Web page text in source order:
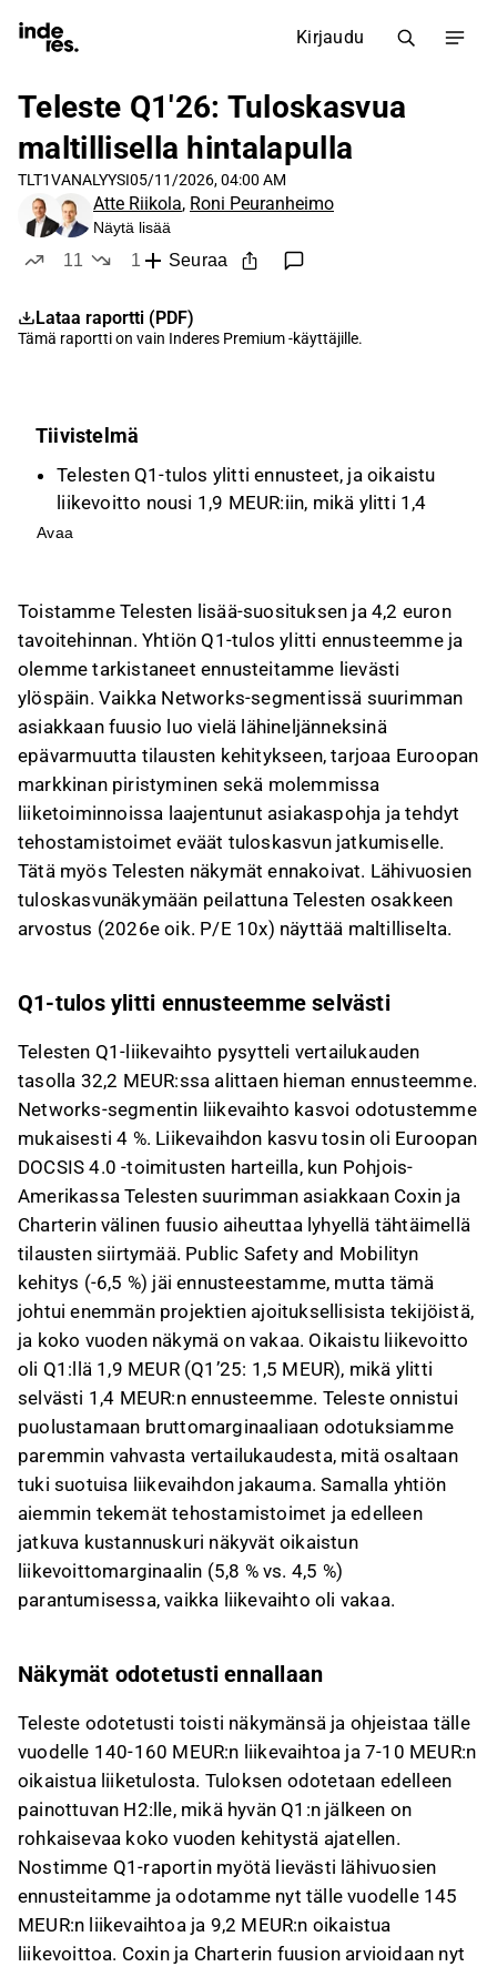
Kirjaudu
Teleste Q1'26: Tuloskasvua
maltillisella hintalapulla
TLT1VANALYYSI05/11/2026, 04:00 AM
Atte Riikola, Roni Peuranheimo
Näytä lisää
11
1
Seuraa
Lataa raportti (PDF)
Tämä raportti on vain Inderes Premium-käyttäjille.
Tiivistelmä
Telesten Q1-tulos ylitti ennusteet, ja oikaistu
liikevoitto nousi 1,9 MEUR:iin, mikä ylitti 1,4
MEUR:n ennusteen.
liiketulosta tälle vuodelle, painottuen H2:lle.
Networks-segmentin Euroopan markkinan
piristyminen ja Public Safety and Mobilityn
laajentunut asiakaspohja tukevat tuloskasvun
jatkumista.
Telesten osakkeen arvostus (2026e oik. P/E
10x) on maltillinen, ja DCF-malli indikoi
nousuvaraa, mikä tekee riski-tuottosuhteesta
kiinnostavan.
Tämä sisältö on tekoälyn tuottamaa. Anna siihen
liittyvää palautetta Inderesinfoorumilla
Avaa
Toistamme Telesten lisää-suosituksen ja 4,2 euron
tavoitehinnan. Yhtiön Q1-tulos ylitti ennusteemme ja
olemme tarkistaneet ennusteitamme lievästi
ylöspäin. Vaikka Networks-segmentissä suurimman
asiakkaan fuusio luo vielä lähineljänneksinä
epävarmuutta tilausten kehitykseen, tarjoaa Euroopan
markkinan piristyminen sekä molemmissa
liiketoiminnoissa laajentunut asiakaspohja ja tehdyt
tehostamistoimet eväät tuloskasvun jatkumiselle.
Tätä myös Telesten näkymät ennakoivat. Lähivuosien
tuloskasvunäkymään peilattuna Telesten osakkeen
arvostus (2026e oik. P/E 10x) näyttää maltilliselta.
Q1-tulos ylitti ennusteemme selvästi
Telesten Q1-liikevaihto pysytteli vertailukauden
tasolla 32,2 MEUR:ssa alittaen hieman ennusteemme.
Networks-segmentin liikevaihto kasvoi odotustemme
mukaisesti 4 %. Liikevaihdon kasvu tosin oli Euroopan
DOCSIS 4.0 -toimitusten harteilla, kun Pohjois-
Amerikassa Telesten suurimman asiakkaan Coxin ja
Charterin välinen fuusio aiheuttaa lyhyellä tähtäimellä
tilausten siirtymää. Public Safety and Mobilityn
kehitys (-6,5 %) jäi ennusteestamme, mutta tämä
johtui enemmän projektien ajoituksellisista tekijöistä,
ja koko vuoden näkymä on vakaa. Oikaistu liikevoitto
oli Q1:llä 1,9 MEUR (Q1’25: 1,5 MEUR), mikä ylitti
selvästi 1,4 MEUR:n ennusteemme. Teleste onnistui
puolustamaan bruttomarginaaliaan odotuksiamme
paremmin vahvasta vertailukaudesta, mitä osaltaan
tuki suotuisa liikevaihdon jakauma. Samalla yhtiön
aiemmin tekemät tehostamistoimet ja edelleen
jatkuva kustannuskuri näkyvät oikaistun
liikevoittomarginaalin (5,8 % vs. 4,5 %)
parantumisessa, vaikka liikevaihto oli vakaa.
Näkymät odotetusti ennallaan
Teleste odotetusti toisti näkymänsä ja ohjeistaa tälle
vuodelle 140-160 MEUR:n liikevaihtoa ja 7-10 MEUR:n
oikaistua liiketulosta. Tuloksen odotetaan edelleen
painottuvan H2:lle, mikä hyvän Q1:n jälkeen on
rohkaisevaa koko vuoden kehitystä ajatellen.
Nostimme Q1-raportin myötä lievästi lähivuosien
ennusteitamme ja odotamme nyt tälle vuodelle 145
MEUR:n liikevaihtoa ja 9,2 MEUR:n oikaistua
liikevoittoa. Coxin ja Charterin fuusion arvioidaan nyt